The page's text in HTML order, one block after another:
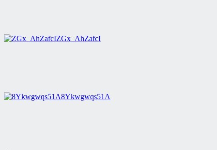
ZGx_AhZafcI
8Ykwgwqs51A